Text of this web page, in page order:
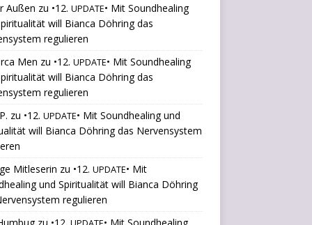
Außen zu •12. UPDATE• Mit Soundhealing
will Bianca Döhring das
regulieren
Men zu •12. UPDATE• Mit Soundhealing
will Bianca Döhring das
regulieren
zu •12. UPDATE• Mit Soundhealing und
will Bianca Döhring das Nervensystem
Mitleserin zu •12. UPDATE• Mit
und Spiritualität will Bianca Döhring
regulieren
zu •12.
• Mit Soundhealing